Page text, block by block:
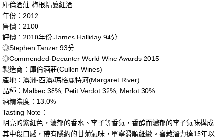
庫倫酒莊 梅根精釀紅酒
年份：2012
售價：2100
評價：2010年份-James Halliday 94分
◎Stephen Tanzer 93分
◎Commended-Decanter World Wine Awards 2015
製造商：庫倫酒莊(Cullen Wines)
產地：澳洲-西澳/瑪格麗特河(Margaret River)
品種：Malbec 38%, Petit Verdot 32%, Merlot 30%
酒精濃度：13.0%
Tasting Note：
明亮的紫紅色，濃郁的香水、李子等香氣，香醇而濃郁的李子氣味構成
其中段口感，帶有隱約的甘菊氣味，單寧滑順細緻。窖藏潛力達15年以